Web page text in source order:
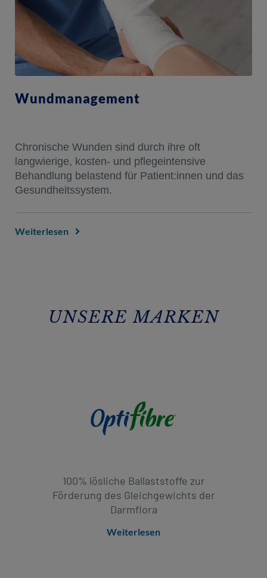
Wundmanagement
Chronische Wunden sind durch ihre oft
langwierige, kosten- und pflegeintensive
Behandlung belastend für Patient:innen und das
Gesundheitssystem.
Weiterlesen
UNSERE MARKEN
100% lösliche Ballaststoffe zur
Förderung des Gleichgewichts der
Darmflora
Weiterlesen